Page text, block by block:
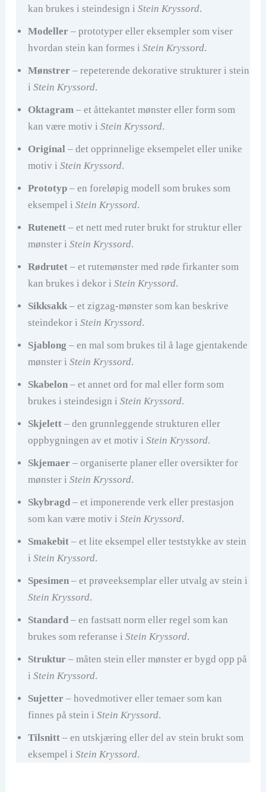
kan brukes i steindesign i Stein Kryssord.
Modeller – prototyper eller eksempler som viser
hvordan stein kan formes i Stein Kryssord.
Mønstrer – repeterende dekorative strukturer i stein
i Stein Kryssord.
Oktagram – et åttekantet mønster eller form som
kan være motiv i Stein Kryssord.
Original – det opprinnelige eksempelet eller unike
motiv i Stein Kryssord.
Prototyp– en foreløpig modell som brukes som
eksempel i Stein Kryssord.
Rutenett– et nett med ruter brukt for struktur eller
mønster i Stein Kryssord.
Rødrutet– et rutemønster med røde firkanter som
kan brukes i dekor i Stein Kryssord.
Sikksakk– et zigzag-mønster som kan beskrive
steindekor i Stein Kryssord.
Sjablong – en mal som brukes til å lage gjentakende
mønster i Stein Kryssord.
Skabelon– et annet ord for mal eller form som
brukes i steindesign i Stein Kryssord.
Skjelett– den grunnleggende strukturen eller
oppbygningen av et motiv i Stein Kryssord.
Skjemaer – organiserte planer eller oversikter for
mønster i Stein Kryssord.
Skybragd– et imponerende verk eller prestasjon
som kan være motiv i Stein Kryssord.
Smakebit– et lite eksempel eller teststykke av stein
i Stein Kryssord.
Spesimen– et prøveeksemplar eller utvalg av stein i
Stein Kryssord.
Standard– en fastsatt norm eller regel som kan
brukes som referanse i Stein Kryssord.
Struktur – måten stein eller mønster er bygd opp på
i Stein Kryssord.
Sujetter – hovedmotiver eller temaer som kan
finnes på stein i Stein Kryssord.
Tilsnitt– en utskjæring eller del av stein brukt som
eksempel i Stein Kryssord.